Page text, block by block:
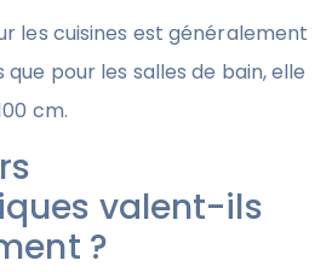
les cuisines est généralement
pour les salles de bain, elle
cm.
valent-ils
?